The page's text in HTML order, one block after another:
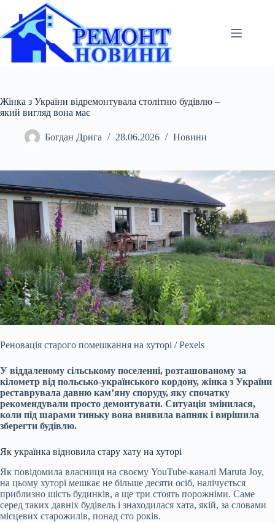
вмісту
Жінка з України відремонтувала столітню будівлю –
який вигляд вона має
Богдан Дрига 28.06.2026 Новини
Реновація старого помешкання на хуторі / Pexels
У віддаленому сільському поселенні, розташованому за
кілометр від польсько-українського кордону, жінка з України
реставрувала давню кам’яну споруду, яку спочатку
рекомендували просто демонтувати. Ситуація змінилася,
коли під шарами тиньку вона виявила вапняк і вирішила
зберегти будівлю.
Як українка відновила стару хату на хуторі
Як повідомила власниця на своєму YouTube-каналі Maruta Joy,
на цьому хуторі мешкає не більше десяти осіб, налічується
приблизно шість будинків, а ще три стоять порожніми. Саме
серед таких давніх будівель і знаходилася хата, якій, за словами
місцевих старожилів, понад сто років.